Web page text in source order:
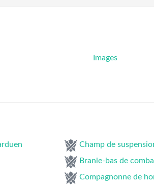
Images
Champ de
Branle-bas de
Compagnonne de